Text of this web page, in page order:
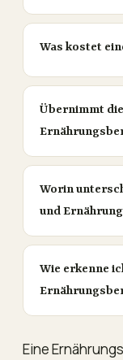
Was kostet
Übernimmt
Worin
und
Wie erkenne
Eine